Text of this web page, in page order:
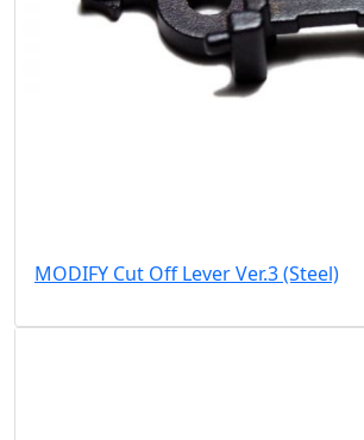
MODIFY Cut Off Lever Ver.3 (Steel)